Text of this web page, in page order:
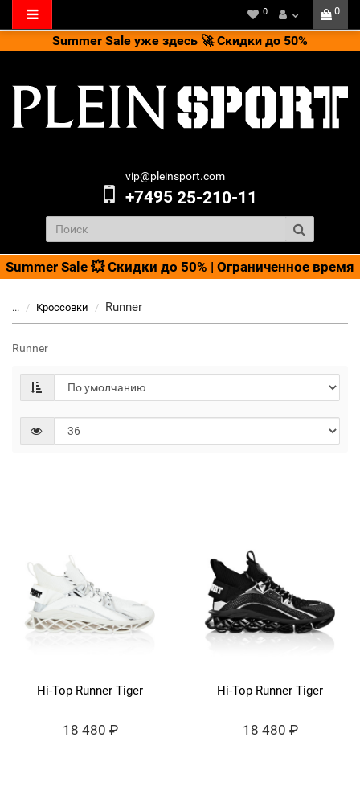
Summer Sale уже здесь 🚀 Скидки до 50%
0
0
vip@pleinsport.com
+749525-210-11
Summer Sale 💥 Скидки до 50% | Ограниченное время
... Кроссовки Runner
Runner
Hi-Top Runner Tiger
18 480 ₽
Hi-Top Runner Tiger
18 480 ₽